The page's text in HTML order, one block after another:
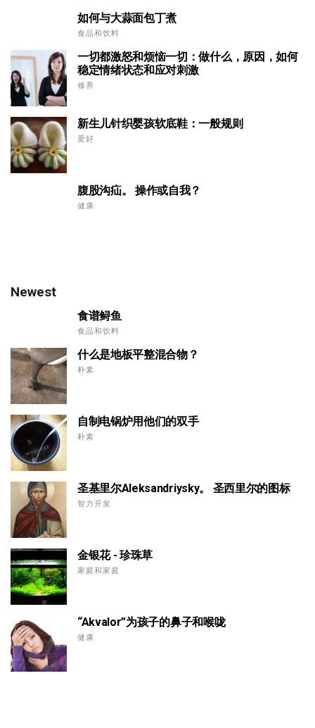
如何与大蒜面包丁煮
食品和饮料
一切都激怒和烦恼一切：做什么，原因，如何
稳定情绪状态和应对刺激
修养
新生儿针织婴孩软底鞋：一般规则
爱好
腹股沟疝。 操作或自我？
健康
Newest
食谱鲟鱼
食品和饮料
什么是地板平整混合物？
朴素
自制电锅炉用他们的双手
朴素
圣基里尔Aleksandriysky。 圣西里尔的图标
智力开发
金银花 - 珍珠草
家庭和家庭
“Akvalor”为孩子的鼻子和喉咙
健康